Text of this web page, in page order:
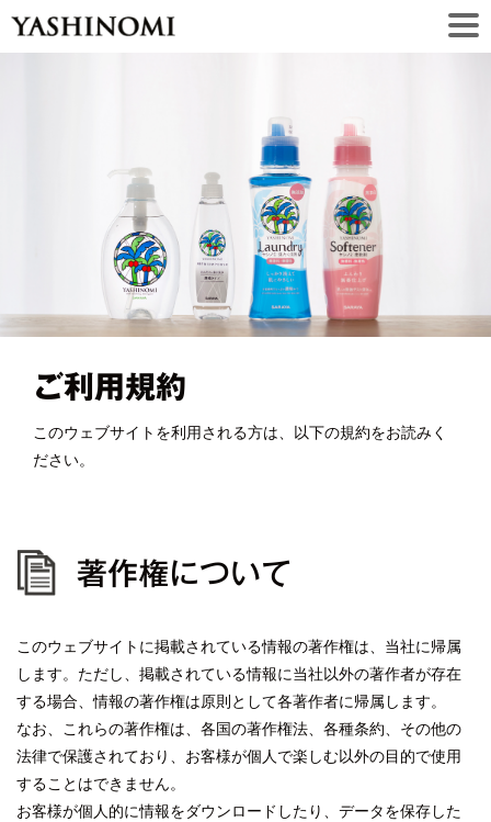
ご利用規約
このウェブサイトを利用される方は、以下の規約をお読みく
ださい。
著作権について
このウェブサイトに掲載されている情報の著作権は、当社に帰属
します。ただし、掲載されている情報に当社以外の著作者が存在
する場合、情報の著作権は原則として各著作者に帰属します。
なお、これらの著作権は、各国の著作権法、各種条約、その他の
法律で保護されており、お客様が個人で楽しむ以外の目的で使用
することはできません。
お客様が個人的に情報をダウンロードしたり、データを保存した